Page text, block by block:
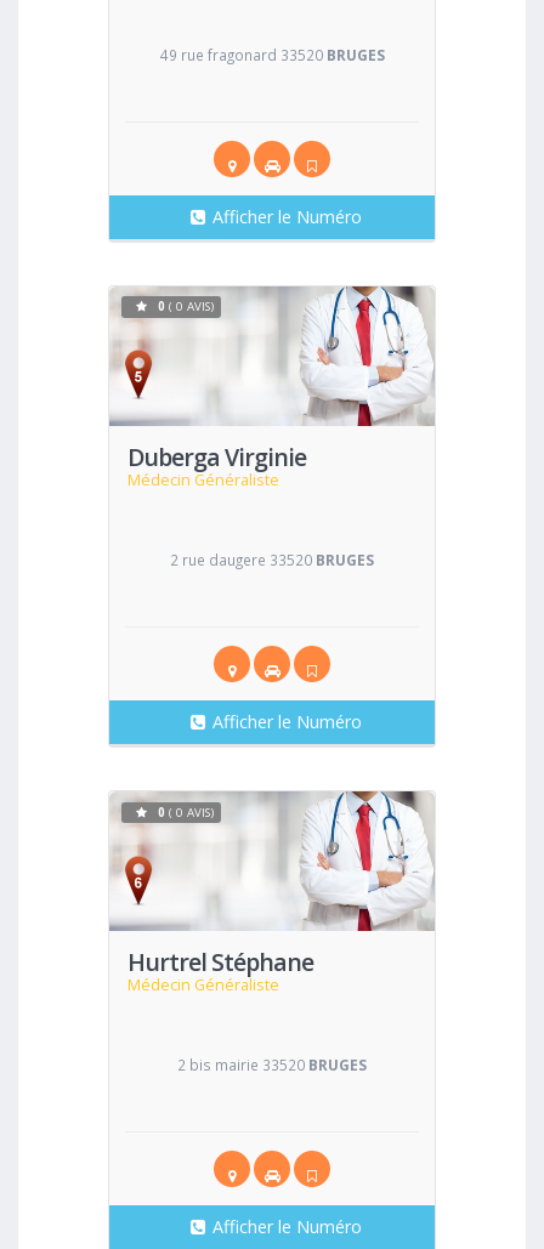
49 rue fragonard 33520 BRUGES
Afficher le Numéro
Duberga Virginie
Médecin Généraliste
Voir
0 ( 0 AVIS)
2 rue daugere 33520 BRUGES
Afficher le Numéro
Hurtrel Stéphane
Médecin Généraliste
Voir
0 ( 0 AVIS)
2 bis mairie 33520 BRUGES
Afficher le Numéro